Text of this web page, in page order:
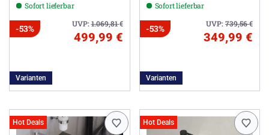
Sofort lieferbar
UVP:1.069,81€
-53%
499,99 €
Varianten
Handtuchhalterung
Sofort lieferbar
UVP:739,56€
-53%
349,99 €
Varianten
Hot Deals Hot Deals